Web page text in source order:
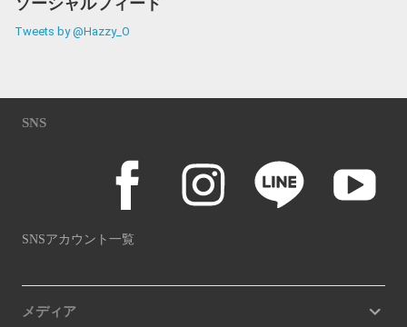
ソーシャルフィード
Tweets by @Hazzy_O
SNS
SNSアカウント一覧
メディア